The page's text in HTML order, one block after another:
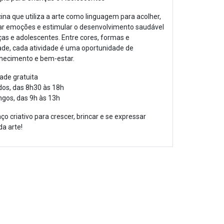
que utiliza a arte como linguagem para acolher,
emoções e estimular o desenvolvimento saudável
e adolescentes. Entre cores, formas e
cada atividade é uma oportunidade de
e bem-estar.
gratuita
das 8h30 às 18h
das 9h às 13h
criativo para crescer, brincar e se expressar
arte!